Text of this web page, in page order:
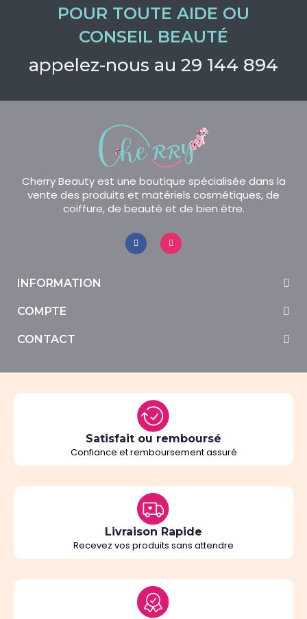
POUR TOUTE AIDE OU
CONSEIL BEAUTÉ
appelez-nous au 29 144 894
Cherry Beauty est une boutique spécialisée dans la
vente des produits et matériels cosmétiques, de
coiffure, de beauté et de bien être.
INFORMATION
COMPTE
CONTACT
Satisfait ou remboursé
Confiance et remboursement assuré
Livraison Rapide
Recevez vos produits sans attendre